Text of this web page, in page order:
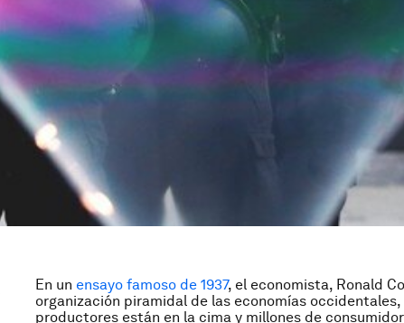
En un ensayo famoso de 1937, el economista, Ronald
organización piramidal de las economías
productores están en la cima y millones de